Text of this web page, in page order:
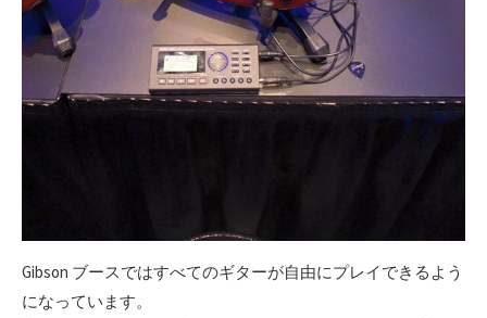
Gibson ブースではすべてのギターが自由にプレイできるよう
になっています。